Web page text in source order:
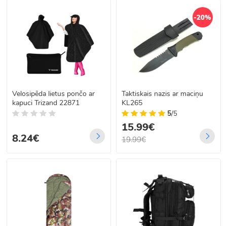
Velosipēda lietus pončo ar
kapuci Trizand 22871
8.24€
-20%
Taktiskais nazis ar maciņu
KL265
5/5
15.99€
19.99€